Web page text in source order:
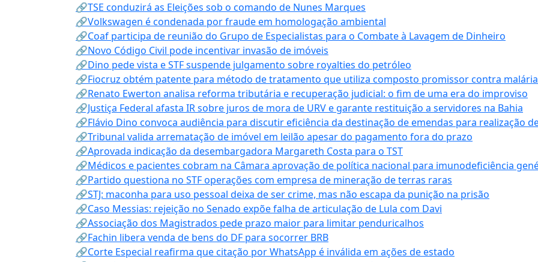
🔗TSE conduzirá as Eleições sob o comando de Nunes Marques
🔗Volkswagen é condenada por fraude em homologação ambiental
🔗Coaf participa de reunião do Grupo de Especialistas para o Combate à Lavagem de Dinheiro
🔗Novo Código Civil pode incentivar invasão de imóveis
🔗Dino pede vista e STF suspende julgamento sobre royalties do petróleo
🔗Fiocruz obtém patente para método de tratamento que utiliza composto promissor contra
🔗Renato Ewerton analisa reforma tributária e recuperação judicial: o fim de uma era do improviso
🔗Justiça Federal afasta IR sobre juros de mora de URV e garante restituição a servidores na Bahia
🔗Flávio Dino convoca audiência para discutir eficiência da destinação de emendas para realização
🔗Tribunal valida arrematação de imóvel em leilão apesar do pagamento fora do prazo
🔗Aprovada indicação da desembargadora Margareth Costa para o TST
🔗Médicos e pacientes cobram na Câmara aprovação de política nacional para imunodeficiência
🔗Partido questiona no STF operações com empresa de mineração de terras raras
🔗STJ: maconha para uso pessoal deixa de ser crime, mas não escapa da punição na prisão
🔗Caso Messias: rejeição no Senado expõe falha de articulação de Lula com Davi
🔗Associação dos Magistrados pede prazo maior para limitar penduricalhos
🔗Fachin libera venda de bens do DF para socorrer BRB
🔗Corte Especial reafirma que citação por WhatsApp é inválida em ações de estado